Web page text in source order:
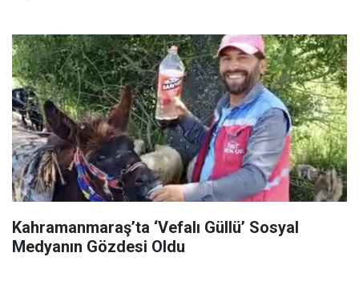
Kahramanmaraş’ta ‘Vefalı Güllü’ Sosyal
Medyanın Gözdesi Oldu